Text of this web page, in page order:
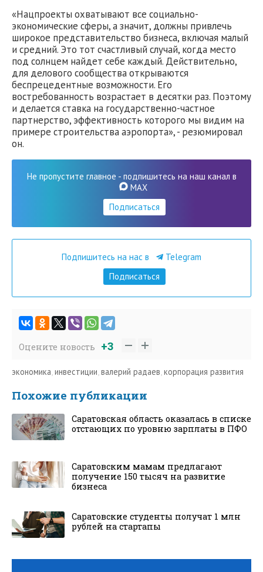
«Нацпроекты охватывают все социально-
экономические сферы, а значит, должны привлечь
широкое представительство бизнеса, включая малый
и средний. Это тот счастливый случай, когда место
под солнцем найдет себе каждый. Действительно,
для делового сообщества открываются
беспрецедентные возможности. Его
востребованность возрастает в десятки раз. Поэтому
и делается ставка на государственно-частное
партнерство, эффективность которого мы видим на
примере строительства аэропорта», - резюмировал
он.
Не пропустите главное - подпишитесь на наш канал в
MAX
Подписаться
Подпишитесь на нас в
Telegram
Подписаться
Оцените новость +3
экономика,инвестиции,валерий радаев,корпорация развития
Похожие публикации
Саратовская область оказалась в списке
отстающих по уровню зарплаты в ПФО
Саратовским мамам предлагают
получение 150 тысяч на развитие
бизнеса
Саратовские студенты получат 1 млн
рублей на стартапы